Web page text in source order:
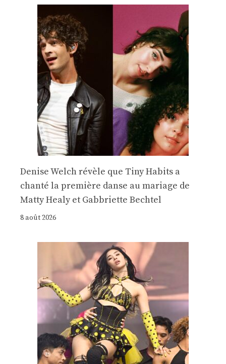
Denise Welch révèle que Tiny Habits a
chanté la première danse au mariage de
Matty Healy et Gabbriette Bechtel
8 août 2026